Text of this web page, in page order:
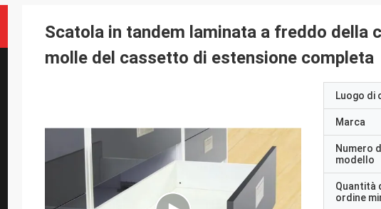
Scatola in tandem laminata a freddo della
molle del cassetto di estensione completa
Luogo di
Marca
Numero
modello
Quantità
ordine